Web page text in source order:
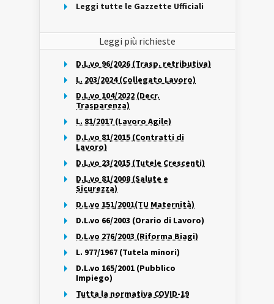
Leggi tutte le Gazzette Ufficiali
Leggi più richieste
D.L.vo 96/2026 (Trasp. retributiva)
L. 203/2024 (Collegato Lavoro)
D.L.vo 104/2022 (Decr.
Trasparenza)
L. 81/2017 (Lavoro Agile)
D.L.vo 81/2015 (Contratti di
Lavoro)
D.L.vo 23/2015 (Tutele Crescenti)
D.L.vo 81/2008 (Salute e
Sicurezza)
D.L.vo 151/2001(TU Maternità)
D.L.vo 66/2003 (Orario di Lavoro)
D.L.vo 276/2003 (Riforma Biagi)
L. 977/1967 (Tutela minori)
D.L.vo 165/2001 (Pubblico
Impiego)
Tutta la normativa COVID-19